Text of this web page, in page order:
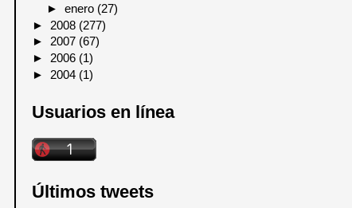
►enero (27)
► 2008 (277)
►2007 (67)
► 2006 (1)
► 2004 (1)
Usuarios en línea
Últimos tweets